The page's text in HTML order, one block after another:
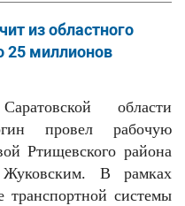
из областного
25 миллионов
области
провел рабочую
Ртищевского района
Жуковским. В рамках
транспортной системы